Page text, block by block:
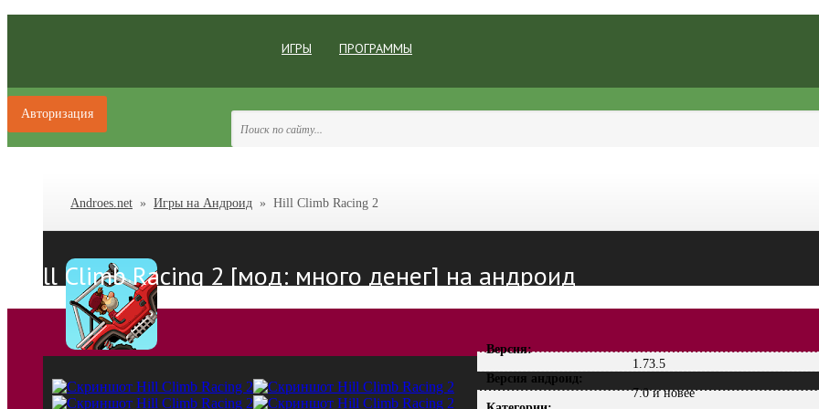
ИГРЫ ПРОГРАММЫ
Авторизация
Androes.net » Игры на Андроид » Hill Climb Racing 2
Hill Climb Racing 2 [мод: много денег] на андроид
Версия:
1.73.5
Версия андроид:
7.0 и новее